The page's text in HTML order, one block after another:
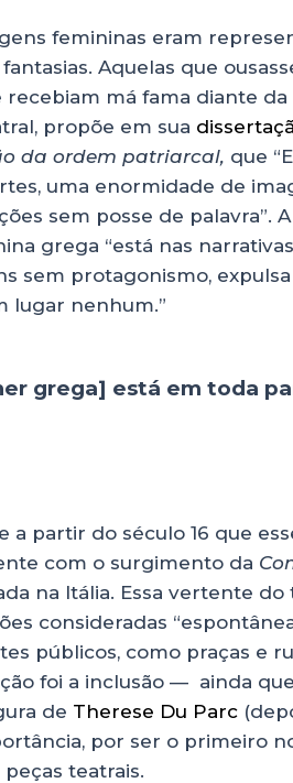
femininas eram
fantasias. Aquelas que
recebiam má fama diante
propõe em sua
da ordem patriarcal, que
uma enormidade de
sem posse de palavra”.
grega “está nas
sem protagonismo,
lugar nenhum.”
grega] está em toda
a partir do século 16 que
com o surgimento da
na Itália. Essa vertente
consideradas
públicos, como praças e
foi a inclusão — ainda
de Therese Du Parc
por ser o primeiro
teatrais.